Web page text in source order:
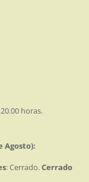
horas.
Agosto):
: Cerrado.Cerrado